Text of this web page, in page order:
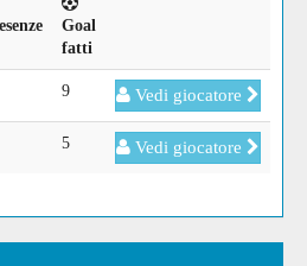
Goal
fatti
9 Vedi giocatore
5 Vedi giocatore